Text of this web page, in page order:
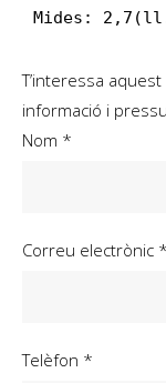
Mides:
T’interessa
informació i
Nom *
Correu electrònic *
Telèfon *